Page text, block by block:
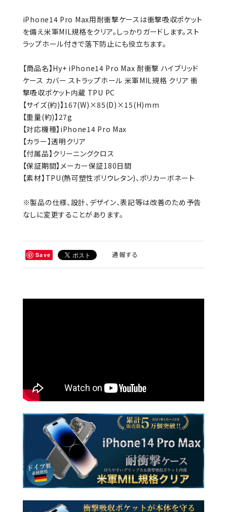
iPhone14 Pro Max用耐衝撃ケースは衝撃吸収ポケット
を備え米軍MIL規格をクリア。しっかりガードします。スト
ラップホール付きで落下防止にも役立ちます。
【商品名】Hy+ iPhone14 Pro Max 耐衝撃 ハイブリッド
ケース カバー ストラップホール 米軍MIL規格 クリア 衝
撃吸収ポケット内蔵 TPU PC
【サイズ(約)】167(W)×85(D)×15(H)mm
【重量(約)】27g
【対応機種】iPhone14 Pro Max
【カラー】透明クリア
【付属品】クリーニングクロス
【保証期間】メーカー保証180日間
【素材】TPU(熱可塑性ポリウレタン)、ポリカーボネート
※製品の仕様、設計、デザイン、表記等は改善のため予告
なしに変更することがあります。
Save 通報する